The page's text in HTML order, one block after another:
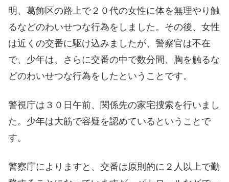
明、葛飾区の路上で２０代の女性に体を無理やり触
るなどのわいせつな行為をしました。その後、女性
は近くの交番に駆け込みましたが、警察官は不在
で、少年は、さらに交番の中で数分間、胸を触るな
どのわいせつな行為をしたということです。
警視庁は３０日午前、関係先の家宅捜索を行いまし
た。少年は大筋で容疑を認めているということで
す。
警察庁によりますと、交番は原則的に２人以上で勤